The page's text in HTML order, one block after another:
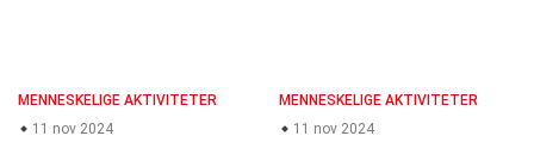
MENNESKELIGE AKTIVITETER
11 nov 2024
MENNESKELIGE AKTIVITETER
11 nov 2024